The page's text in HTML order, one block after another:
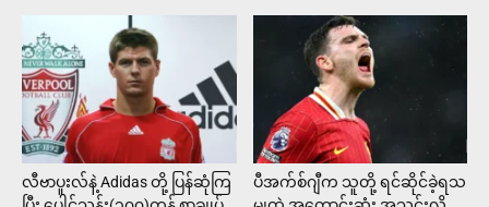
လီဗာပူးလ်နဲ့ Adidas တို့ ပြန်ဆုံကြ
ပီအက်စ်ဂျီက သူတို့ ရင်ဆိုင်ခဲ့ရသ